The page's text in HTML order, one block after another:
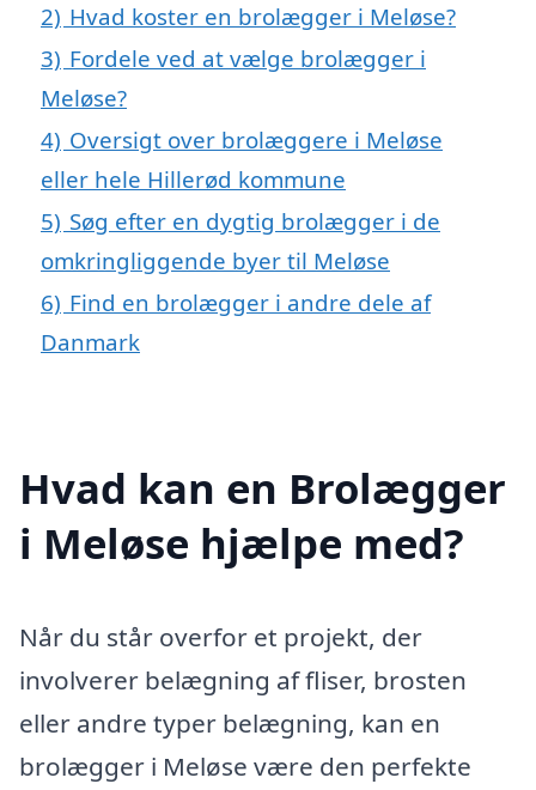
2) Hvad koster en brolægger i Meløse?
3) Fordele ved at vælge brolægger i
Meløse?
4) Oversigt over brolæggere i Meløse
eller hele Hillerød kommune
5) Søg efter en dygtig brolægger i de
omkringliggende byer til Meløse
6) Find en brolægger i andre dele af
Danmark
Hvad kan en Brolægger
i Meløse hjælpe med?
Når du står overfor et projekt, der
involverer belægning af fliser, brosten
eller andre typer belægning, kan en
brolægger i Meløse være den perfekte